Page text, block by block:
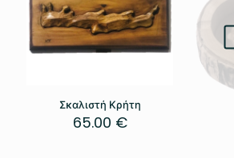
Σκαλιστή Κρήτη
65.00 €